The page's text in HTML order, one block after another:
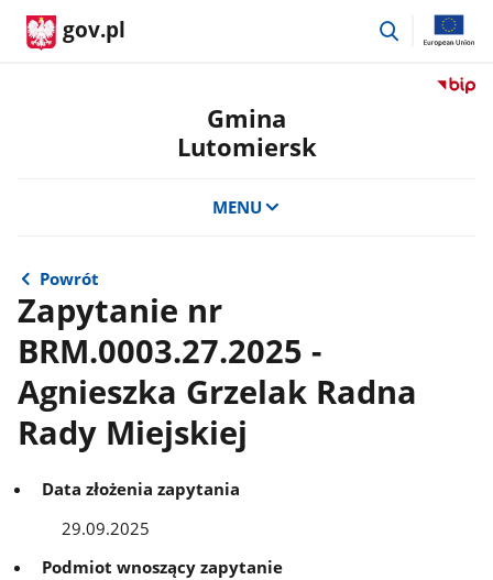
gov.pl
przejdź
Przejdź
Gmina
Lutomiersk
MENU
Powrót
Zapytanie nr
BRM.0003.27.2025 -
Agnieszka Grzelak Radna
Rady Miejskiej
Data złożenia zapytania
29.09.2025
Podmiot wnoszący zapytanie